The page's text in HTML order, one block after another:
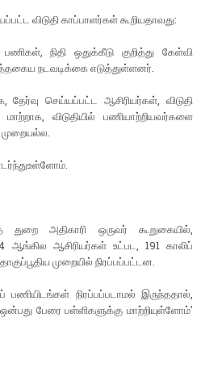
விடுதி காப்பாளர்கள் கூறியதாவது:
நிதி ஒதுக்கீடு குறித்து கேள்வி
நடவடிக்கை எடுத்துள்ளனர்.
தேர்வு செய்யப்பட்ட ஆசிரியர்கள், விடுதி
விடுதியில் பணியாற்றியவர்களை
முறையல்ல.
துறை அதிகாரி ஒருவர் கூறுகையில்,
ஆங்கில ஆசிரியர்கள் உட்பட, 191 காலிப்
முறையில் நிரப்பப்பட்டன.
நிரப்பப்படாமல் இருந்ததால்,
ஒன்பது பேரை பள்ளிகளுக்கு மாற்றியுள்ளோம்'